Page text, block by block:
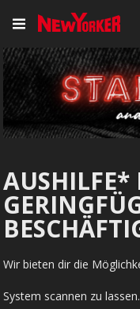
AUSHILFE*
Wir bieten dir die
System scannen zu